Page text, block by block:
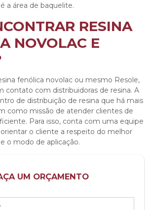
a área de baquelite.
RESINA
NOVOLAC E
fenólica novolac ou mesmo Resole,
contato com distribuidoras de resina. A
de distribuição de resina que há mais
como missão de atender clientes de
Para isso, conta com uma equipe
orientar o cliente a respeito do melhor
o modo de aplicação.
UM ORÇAMENTO